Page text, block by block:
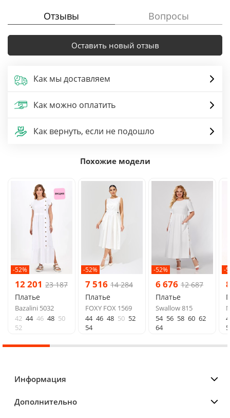
Отзывы Вопросы
Оставить новый отзыв
Как мы доставляем
Как можно оплатить
Как вернуть, если не подошло
Похожие модели
-52%
12 201 23 187
Платье
Bazalini 5032
42 44 46 48 50
52
-52%
7 516 14 284
Платье
FOXY FOX 1569
44 46 48 50 52
54
-52%
6 676 12 687
Платье
Swallow 815
54 56 58 60 62
64
-
Информация
Дополнительно